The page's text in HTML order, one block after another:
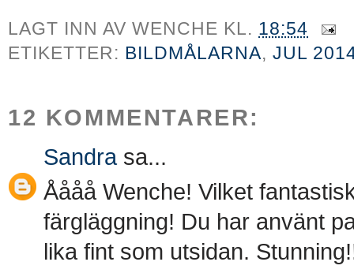
LAGT INN AVWENCHE KL. 18:54
ETIKETTER: BILDMÅLARNA,JUL
12 KOMMENTARER:
Sandrasa...
Åååå Wenche! Vilket
färgläggning! Du har använt
lika fint som utsidan.